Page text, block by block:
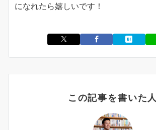
になれたら嬉しいです！
この記事を書いた人